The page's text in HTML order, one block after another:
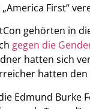
First“
gehörten in
gegen die
hatten sich
hatten
Edmund Burke